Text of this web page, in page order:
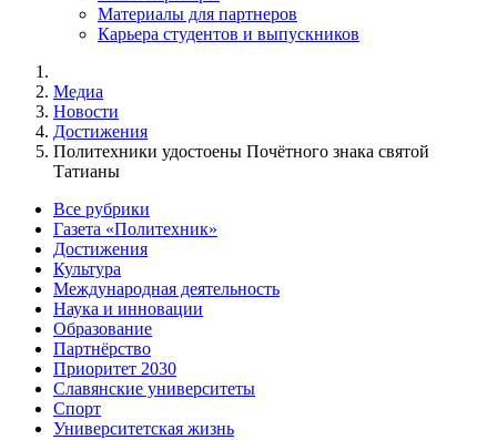
Материалы для партнеров
Карьера студентов и выпускников
Медиа
Новости
Достижения
Политехники удостоены Почётного знака святой
Татианы
Все рубрики
Газета «Политехник»
Достижения
Культура
Международная деятельность
Наука и инновации
Образование
Партнёрство
Приоритет 2030
Славянские университеты
Спорт
Университетская жизнь